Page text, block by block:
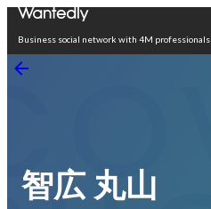
Business social network with 4M professionals
智広 丸山